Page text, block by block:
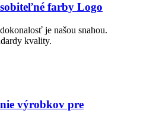
farby Logo
je našou snahou.
kvality.
výrobkov pre